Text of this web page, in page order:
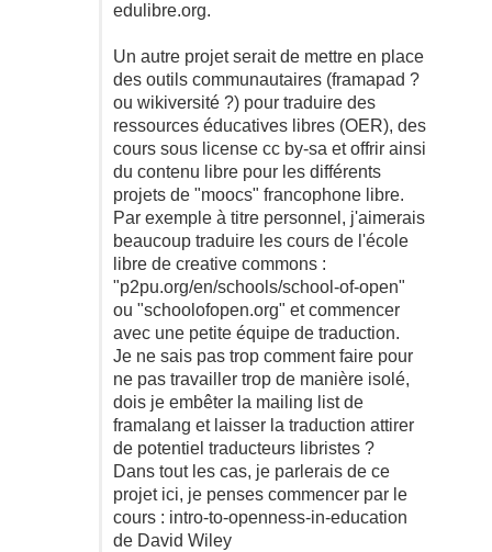
edulibre.org.
Un autre projet serait de mettre en place
des outils communautaires (framapad ?
ou wikiversité ?) pour traduire des
ressources éducatives libres (OER), des
cours sous license cc by-sa et offrir ainsi
du contenu libre pour les différents
projets de "moocs" francophone libre.
Par exemple à titre personnel, j'aimerais
beaucoup traduire les cours de l'école
libre de creative commons :
"p2pu.org/en/schools/school-of-open"
ou "schoolofopen.org" et commencer
avec une petite équipe de traduction.
Je ne sais pas trop comment faire pour
ne pas travailler trop de manière isolé,
dois je embêter la mailing list de
framalang et laisser la traduction attirer
de potentiel traducteurs libristes ?
Dans tout les cas, je parlerais de ce
projet ici, je penses commencer par le
cours : intro-to-openness-in-education
de David Wiley